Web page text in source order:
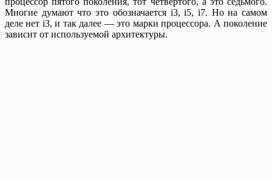
Многие думают что это обозначается i3, i5, i7. Но на самом
деле нет i3, и так далее — это марки процессора. А поколение
зависит от используемой архитектуры.